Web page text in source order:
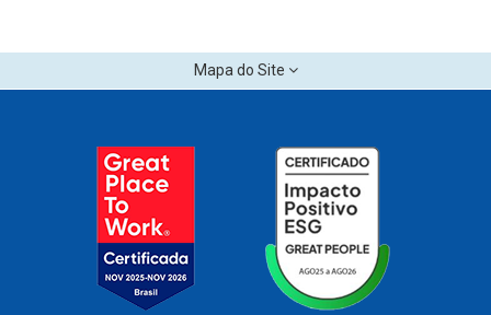
Mapa do Site